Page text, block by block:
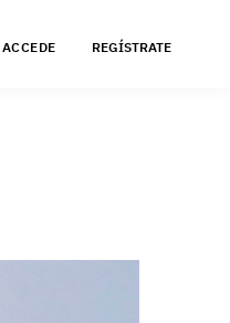
ACCEDE REGÍSTRATE